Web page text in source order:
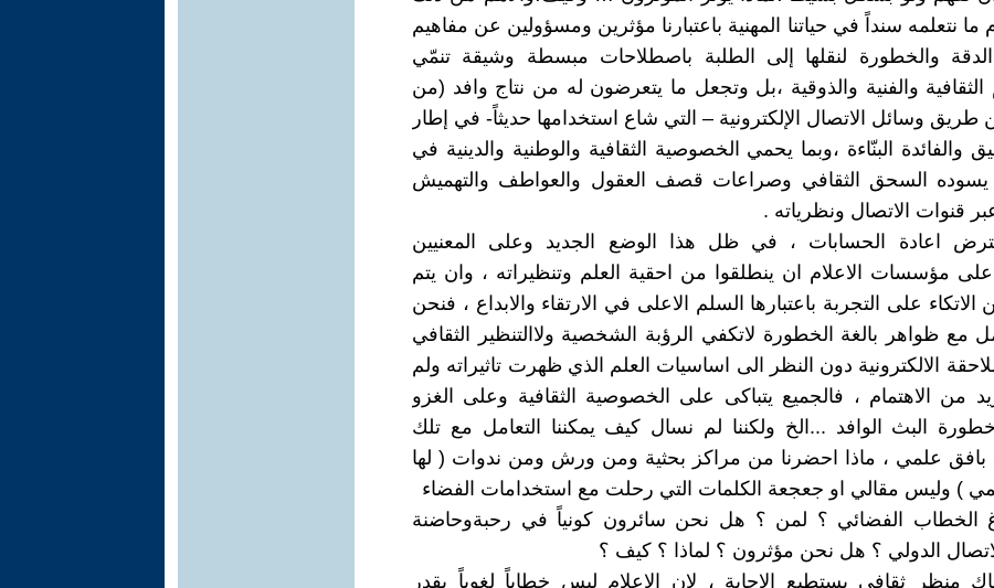
ما نتعلمه سنداً في حياتنا المهنية باعتبارنا مؤثرين ومسؤولين عن مفاهيم
والخطورة لنقلها إلى الطلبة باصطلاحات مبسطة وشيقة تنمّي
الثقافية والفنية والذوقية ،بل وتجعل ما يتعرضون له من نتاج وافد (من
طريق وسائل الاتصال الإلكترونية – التي شاع استخدامها حديثاً- في إطار
والفائدة البنّاءة ،وبما يحمي الخصوصية الثقافية والوطنية والدينية في
السحق الثقافي وصراعات قصف العقول والعواطف والتهميش
قنوات الاتصال ونظرياته .
اعادة الحسابات ، في ظل هذا الوضع الجديد وعلى المعنيين
على مؤسسات الاعلام ان ينطلقوا من احقية العلم وتنظيراته ، وان يتم
الاتكاء على التجربة باعتبارها السلم الاعلى في الارتقاء والابداع ، فنحن
مع ظواهر بالغة الخطورة لاتكفي الرؤبة الشخصية ولاالتنظير الثقافي
الالكترونية دون النظر الى اساسيات العلم الذي ظهرت تاثيراته ولم
من الاهتمام ، فالجميع يتباكى على الخصوصية الثقافية وعلى الغزو
البث الوافد ...الخ ولكننا لم نسال كيف يمكننا التعامل مع تلك
بافق علمي ، ماذا احضرنا من مراكز بحثية ومن ورش ومن ندوات ( لها
) وليس مقالي او جعجعة الكلمات التي رحلت مع استخدامات الفضاء
الخطاب الفضائي ؟ لمن ؟ هل نحن سائرون كونياً في رحبةوحاضنة
الدولي ؟ هل نحن مؤثرون ؟ لماذا ؟ كيف ؟
منظر ثقافي يستطيع الاجابة ، لان الاعلام ليس خطاباً لغوياً بقدر